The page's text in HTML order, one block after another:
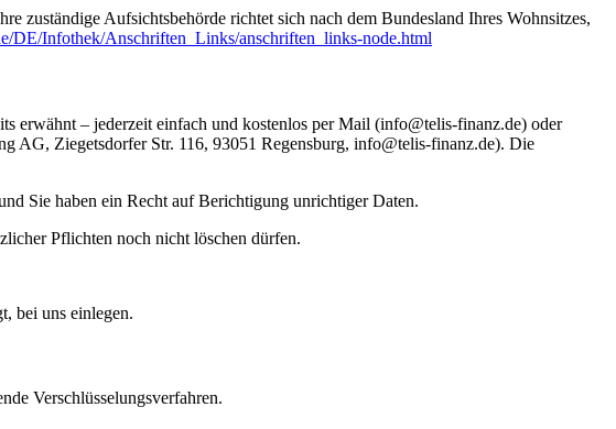
zuständige Aufsichtsbehörde richtet sich nach dem Bundesland Ihres Wohnsitzes,
DE/Infothek/Anschriften_Links/anschriften_links-node.html
erwähnt – jederzeit einfach und kostenlos per Mail (info@telis-finanz.de) oder
Ziegetsdorfer Str. 116, 93051 Regensburg, info@telis-finanz.de). Die
Sie haben ein Recht auf Berichtigung unrichtiger Daten.
Pflichten noch nicht löschen dürfen.
bei uns einlegen.
Verschlüsselungsverfahren.